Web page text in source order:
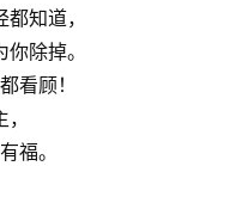
知道，
除掉。
看顾！
福。